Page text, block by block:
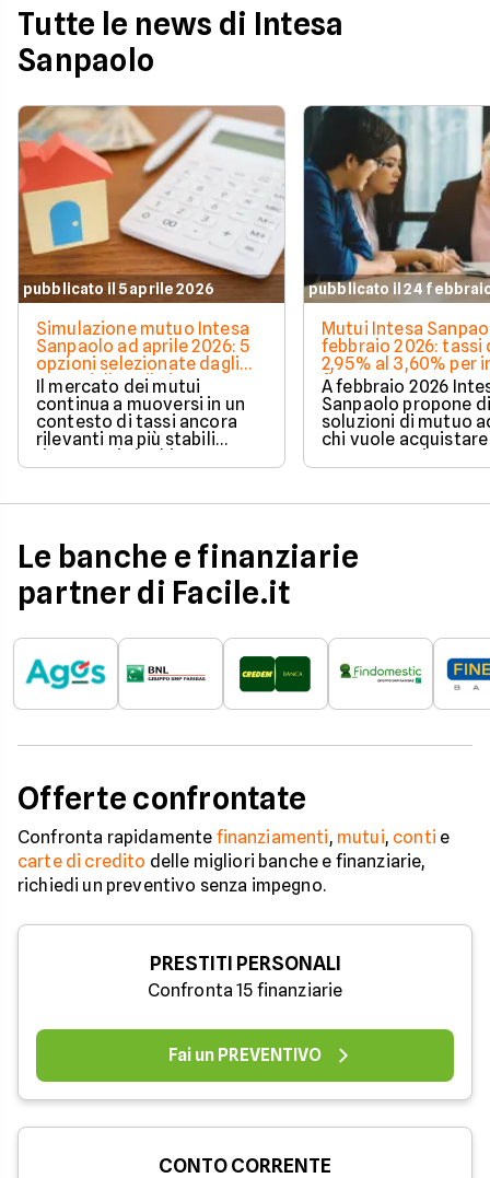
Tutte le news di Intesa
Sanpaolo
pubblicato il 5 aprile 2026
Simulazione mutuo Intesa
Sanpaolo ad aprile 2026: 5
opzioni selezionate dagli
esperti di Facile.it
Il mercato dei mutui
continua a muoversi in un
contesto di tassi ancora
rilevanti ma più stabili
rispetto ai picchi
precedenti. In questo
proposte da Intesa
mostrano un ventaglio
interessante di soluzioni,
soprattutto per chi rientra
nelle agevolazioni giovani o
possibilità di risparmio nel
tempo.
pubblicato il 24
Mutui Intesa
febbraio 2026: tassi
2,95% al 3,60% per
fino a 280.000€
A febbraio 2026
Sanpaolo propone
soluzioni di mutuo
chi vuole acquistare
casa con un
di 280.000 euro e
Le banche e finanziarie
partner di Facile.it
Offerte confrontate
Confronta rapidamente finanziamenti, mutui, conti e
carte di credito delle migliori banche e finanziarie,
richiedi un preventivo senza impegno.
PRESTITI PERSONALI
Confronta 15 finanziarie
Fai un PREVENTIVO
CONTO CORRENTE